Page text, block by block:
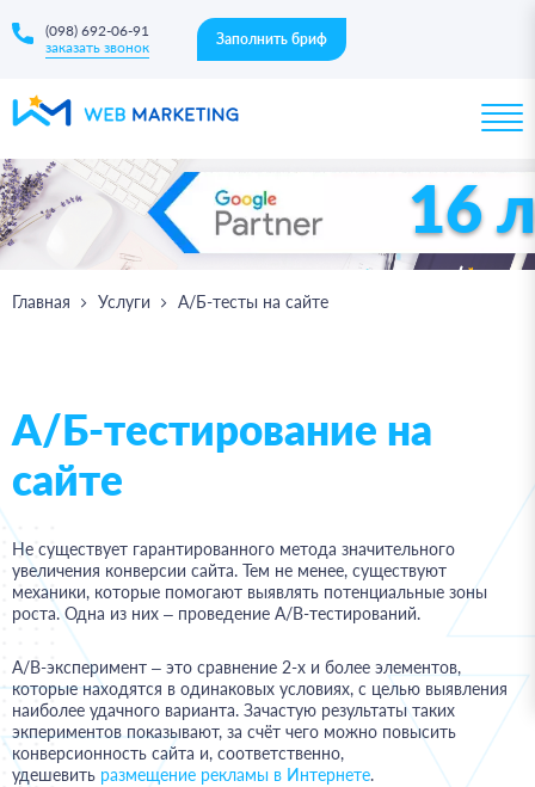
(098) 692-06-91
заказать звонок
Заполнить бриф
16
Главная Услуги А/Б-тесты на сайте
А/Б-тестирование на
сайте
Не существует гарантированного метода значительного
увеличения конверсии сайта. Тем не менее, существуют
механики, которые помогают выявлять потенциальные зоны
роста. Одна из них – проведение А/В-тестирований.
A/B-эксперимент – это сравнение 2-х и более элементов,
которые находятся в одинаковых условиях, с целью выявления
наиболее удачного варианта. Зачастую результаты таких
экпериментов показывают, за счёт чего можно повысить
конверсионность сайта и, соответственно,
удешевить размещение рекламы в Интернете.